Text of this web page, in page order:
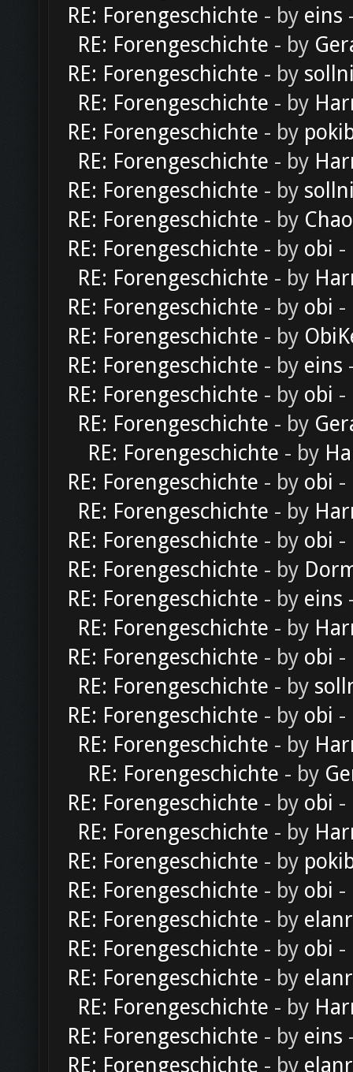
RE: Forengeschichte - by eins
RE: Forengeschichte - by
RE: Forengeschichte - by
RE: Forengeschichte - by
RE: Forengeschichte - by
RE: Forengeschichte - by
RE: Forengeschichte - by
RE: Forengeschichte - by
RE: Forengeschichte - by obi -
RE: Forengeschichte - by
RE: Forengeschichte - by obi -
RE: Forengeschichte - by
RE: Forengeschichte - by eins
RE: Forengeschichte - by obi -
RE: Forengeschichte - by
RE: Forengeschichte - by
RE: Forengeschichte - by obi -
RE: Forengeschichte - by
RE: Forengeschichte - by obi -
RE: Forengeschichte - by
RE: Forengeschichte - by eins
RE: Forengeschichte - by
RE: Forengeschichte - by obi -
RE: Forengeschichte - by
RE: Forengeschichte - by obi -
RE: Forengeschichte - by
RE: Forengeschichte - by
RE: Forengeschichte - by obi -
RE: Forengeschichte - by
RE: Forengeschichte - by
RE: Forengeschichte - by obi -
RE: Forengeschichte - by
RE: Forengeschichte - by obi -
RE: Forengeschichte - by
RE: Forengeschichte - by
RE: Forengeschichte - by eins
RE: Forengeschichte - by